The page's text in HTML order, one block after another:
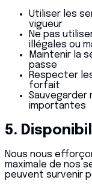
Utiliser les
vigueur
Ne pas
illégales ou
Maintenir la
passe
Respecter
forfait
Sauvegarder
importantes
5.
Nous nous
maximale de nos
peuvent survenir